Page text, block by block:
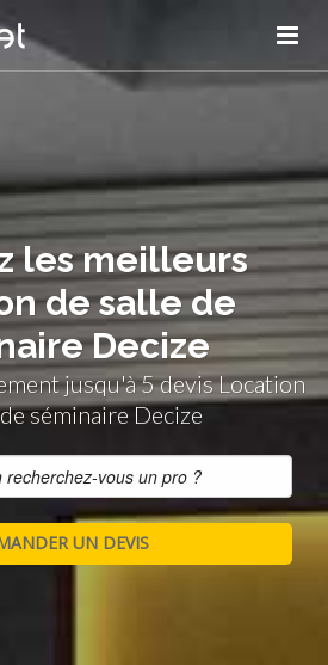
les meilleurs
de salle de
Decize
jusqu'à 5 devis Location
séminaire Decize